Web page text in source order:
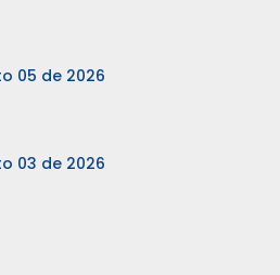
05 de 2026
03 de 2026